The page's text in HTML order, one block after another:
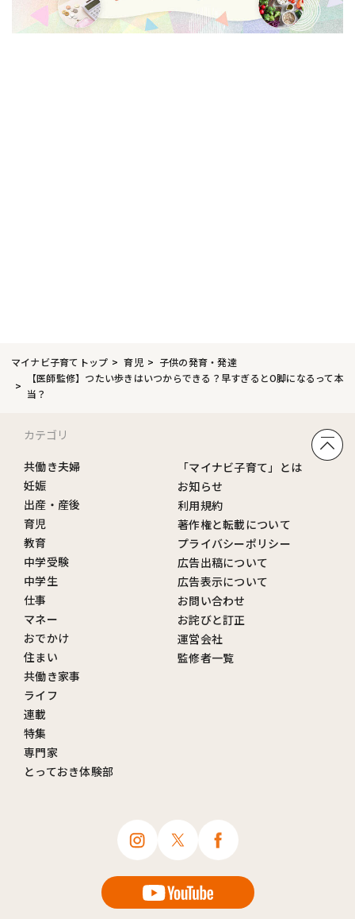
マイナビ子育てトップ 育児
子供の発育・発達
【医師監修】つたい歩きはいつからできる？早すぎるとO脚になるって本
当？
カテゴリ
共働き夫婦
妊娠
出産・産後
育児
教育
中学受験
中学生
仕事
マネー
おでかけ
住まい
共働き家事
ライフ
連載
特集
専門家
とっておき体験部
「マイナビ子育て」とは
お知らせ
利用規約
著作権と転載について
プライバシーポリシー
広告出稿について
広告表示について
お問い合わせ
お詫びと訂正
運営会社
監修者一覧